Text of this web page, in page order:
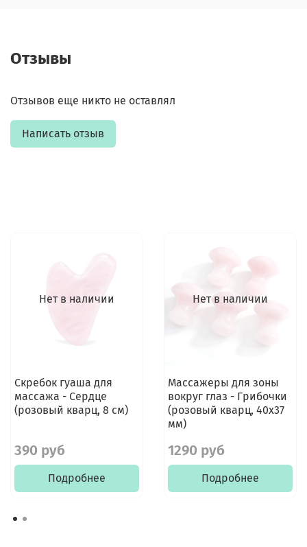
Отзывы
Отзывов еще никто не оставлял
Написать отзыв
Нет в наличии
Скребок гуаша для
массажа - Сердце
(розовый кварц, 8 см)
390 руб
Подробнее
Нет в наличии
Массажеры для зоны
вокруг глаз - Грибочки
(розовый кварц, 40x37
мм)
1290 руб
Подробнее